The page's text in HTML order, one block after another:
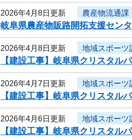
2026年4月8日更新 農産物流通課
岐阜県農産物販路開拓支援セン
2026年4月8日更新 地域スポーツ
【建設工事】岐阜県クリスタル
2026年4月7日更新 地域スポーツ
【建設工事】岐阜県クリスタル
2026年4月6日更新 地域スポーツ
【建設工事】岐阜県クリスタル